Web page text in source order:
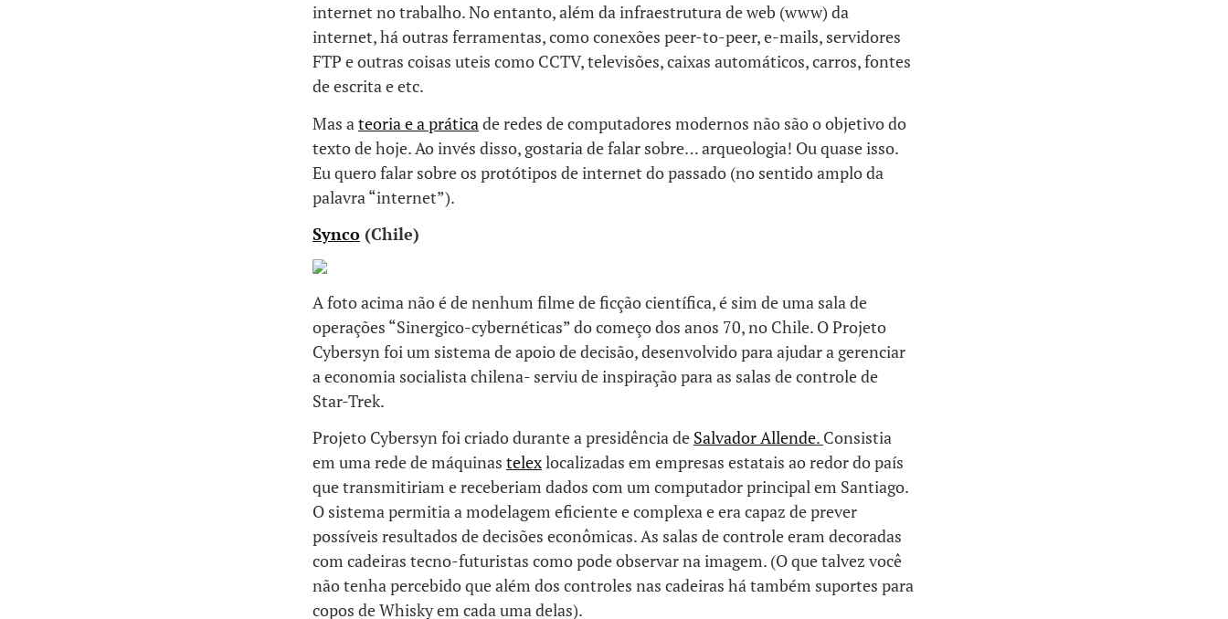
internet no trabalho. No entanto, além da infraestrutura de web (www) da
internet, há outras ferramentas, como conexões peer-to-peer, e-mails, servidores
FTP e outras coisas uteis como CCTV, televisões, caixas automáticos, carros, fontes
de escrita e etc.
Mas ateoria e a práticade redes de computadores modernos não são o objetivo do
texto de hoje. Ao invés disso, gostaria de falar sobre… arqueologia! Ou quase isso.
Eu quero falar sobre os protótipos de internet do passado (no sentido amplo da
palavra “internet”).
Synco (Chile)
A foto acima não é de nenhum filme de ficção científica, é sim de uma sala de
operações “Sinergico-cybernéticas” do começo dos anos 70, no Chile. O Projeto
Cybersyn foi um sistema de apoio de decisão, desenvolvido para ajudar a gerenciar
a economia socialista chilena- serviu de inspiração para as salas de controle de
Star-Trek.
Projeto Cybersyn foi criado durante a presidência de Salvador Allende. Consistia
em uma rede de máquinas telexlocalizadas em empresas estatais ao redor do país
que transmitiriam e receberiam dados com um computador principal em Santiago.
O sistema permitia a modelagem eficiente e complexa e era capaz de prever
possíveis resultados de decisões econômicas. As salas de controle eram decoradas
com cadeiras tecno-futuristas como pode observar na imagem. (O que talvez você
não tenha percebido que além dos controles nas cadeiras há também suportes para
copos de Whisky em cada uma delas).